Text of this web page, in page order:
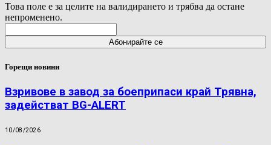
Това поле е за целите на валидирането и трябва да остане
непроменено.
Горещи новини
Взривове в завод за боеприпаси край Трявна,
задействат BG-ALERT
10/08/2026